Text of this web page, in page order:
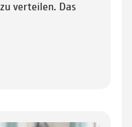
verteilen. Das